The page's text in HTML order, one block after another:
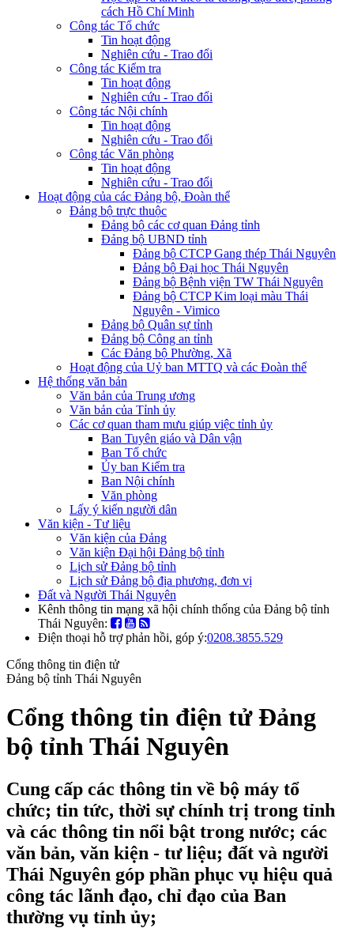
cách Hồ Chí Minh
Công tác Tổ chức
Tin hoạt động
Nghiên cứu - Trao đổi
Công tác Kiểm tra
Tin hoạt động
Nghiên cứu - Trao đổi
Công tác Nội chính
Tin hoạt động
Nghiên cứu - Trao đổi
Công tác Văn phòng
Tin hoạt động
Nghiên cứu - Trao đổi
Hoạt động của các Đảng bộ, Đoàn thể
Đảng bộ trực thuộc
Đảng bộ các cơ quan Đảng tỉnh
Đảng bộ UBND tỉnh
Đảng bộ CTCP Gang thép Thái Nguyên
Đảng bộ Đại học Thái Nguyên
Đảng bộ Bệnh viện TW Thái Nguyên
Đảng bộ CTCP Kim loại màu Thái
Nguyên - Vimico
Đảng bộ Quân sự tỉnh
Đảng bộ Công an tỉnh
Các Đảng bộ Phường, Xã
Hoạt động của Uỷ ban MTTQ và các Đoàn thể
Hệ thống văn bản
Văn bản của Trung ương
Văn bản của Tỉnh ủy
Các cơ quan tham mưu giúp việc tỉnh ủy
Ban Tuyên giáo và Dân vận
Ban Tổ chức
Ủy ban Kiểm tra
Ban Nội chính
Văn phòng
Lấy ý kiến người dân
Văn kiện - Tư liệu
Văn kiện của Đảng
Văn kiện Đại hội Đảng bộ tỉnh
Lịch sử Đảng bộ tỉnh
Lịch sử Đảng bộ địa phương, đơn vị
Đất và Người Thái Nguyên
Kênh thông tin mạng xã hội chính thống của Đảng bộ tỉnh
Thái Nguyên:
Điện thoại hỗ trợ phản hồi, góp ý:0208.3855.529
Cổng thông tin điện tử
Đảng bộ tỉnh Thái Nguyên
Cổng thông tin điện tử Đảng
bộ tỉnh Thái Nguyên
Cung cấp các thông tin về bộ máy tổ
chức; tin tức, thời sự chính trị trong tỉnh
và các thông tin nổi bật trong nước; các
văn bản, văn kiện - tư liệu; đất và người
Thái Nguyên góp phần phục vụ hiệu quả
công tác lãnh đạo, chỉ đạo của Ban
thường vụ tỉnh ủy;